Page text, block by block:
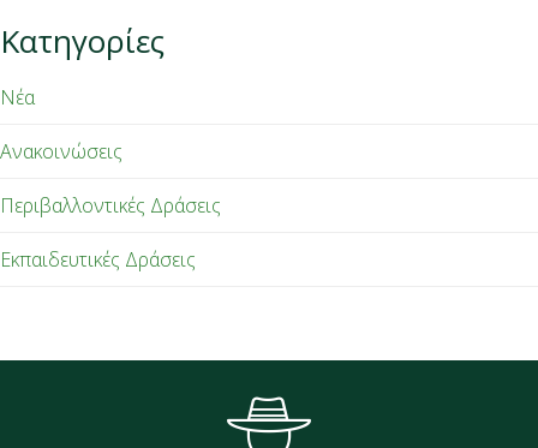
Κατηγορίες
Νέα
Ανακοινώσεις
Περιβαλλοντικές Δράσεις
Εκπαιδευτικές Δράσεις